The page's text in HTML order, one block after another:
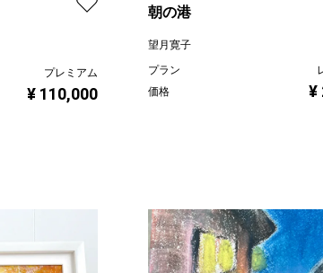
プレミアム
¥ 110,000
朝の港
望月寛子
プラン
価格
¥